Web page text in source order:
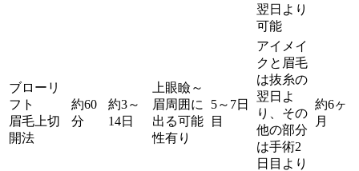
翌日より
可能
ブローリ
フト
眉毛上切
開法
約60
分
約3～
14日
上眼瞼～
眉周囲に
出る可能
性有り
5～7日
目
アイメイ
クと眉毛
は抜糸の
翌日よ
り、その
他の部分
は手術2
日目より
約6ヶ
月